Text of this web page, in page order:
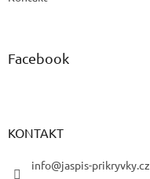
Facebook
KONTAKT
info@jaspis-prikryvky.cz